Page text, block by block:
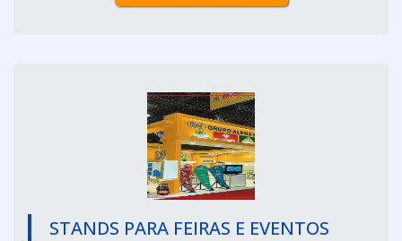
STANDS PARA FEIRAS E EVENTOS